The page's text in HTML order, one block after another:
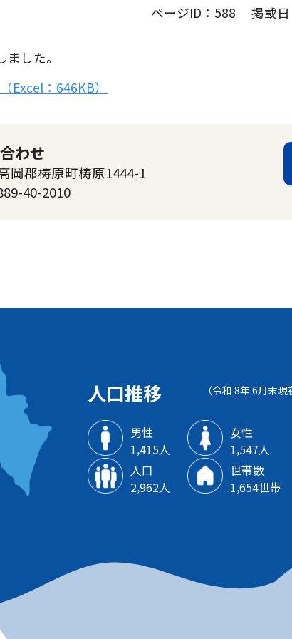
ページID：588 掲載日
した。
Excel：646KB）
わせ
郡梼原町梼原1444-1
40-2010
人口推移 （令和 8年 6月末現
男性
1‚415人
女性
1‚547人
人口
2‚962人
世帯数
1‚654世帯